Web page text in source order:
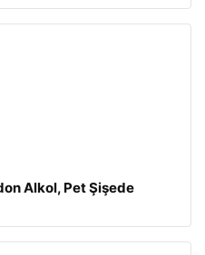
Alkol, Pet Şişede